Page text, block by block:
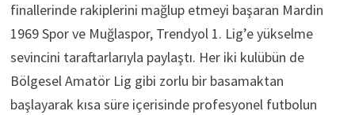
finallerinde rakiplerini mağlup etmeyi başaran Mardin
1969 Spor ve Muğlaspor, Trendyol 1. Lig’e yükselme
sevincini taraftarlarıyla paylaştı. Her iki kulübün de
Bölgesel Amatör Lig gibi zorlu bir basamaktan
başlayarak kısa süre içerisinde profesyonel futbolun